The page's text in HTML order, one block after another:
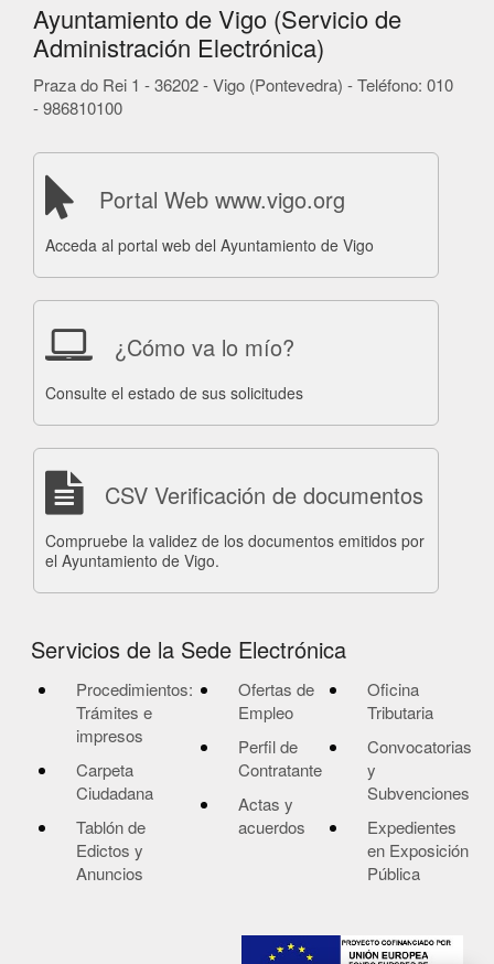
Ayuntamiento de Vigo (Servicio de
Administración Electrónica)
Praza do Rei 1 - 36202 - Vigo (Pontevedra) - Teléfono: 010
- 986810100
Portal Web www.vigo.org
Acceda al portal web del Ayuntamiento de Vigo
¿Cómo va lo mío?
Consulte el estado de sus solicitudes
CSV Verificación de documentos
Compruebe la validez de los documentos emitidos por
el Ayuntamiento de Vigo.
Servicios de la Sede Electrónica
Procedimientos:
Trámites e
impresos
Carpeta
Ciudadana
Tablón de
Edictos y
Anuncios
Ofertas de
Empleo
Perfil de
Contratante
Actas y
acuerdos
Oficina
Tributaria
Convocatorias
y
Subvenciones
Expedientes
en Exposición
Pública